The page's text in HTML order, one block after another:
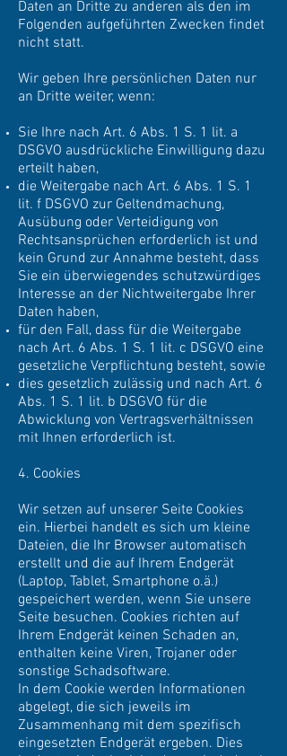
Daten an Dritte zu anderen als den im
Folgenden aufgeführten Zwecken findet
nicht statt.
Wir geben Ihre persönlichen Daten nur
an Dritte weiter, wenn:
Sie Ihre nach Art. 6 Abs. 1 S. 1 lit. a
DSGVO ausdrückliche Einwilligung dazu
erteilt haben,
die Weitergabe nach Art. 6 Abs. 1 S. 1
lit. f DSGVO zur Geltendmachung,
Ausübung oder Verteidigung von
Rechtsansprüchen erforderlich ist und
kein Grund zur Annahme besteht, dass
Sie ein überwiegendes schutzwürdiges
Interesse an der Nichtweitergabe Ihrer
Daten haben,
für den Fall, dass für die Weitergabe
nach Art. 6 Abs. 1 S. 1 lit. c DSGVO eine
gesetzliche Verpflichtung besteht, sowie
dies gesetzlich zulässig und nach Art. 6
Abs. 1 S. 1 lit. b DSGVO für die
Abwicklung von Vertragsverhältnissen
mit Ihnen erforderlich ist.
4. Cookies
Wir setzen auf unserer Seite Cookies
ein. Hierbei handelt es sich um kleine
Dateien, die Ihr Browser automatisch
erstellt und die auf Ihrem Endgerät
(Laptop, Tablet, Smartphone o.ä.)
gespeichert werden, wenn Sie unsere
Seite besuchen. Cookies richten auf
Ihrem Endgerät keinen Schaden an,
enthalten keine Viren, Trojaner oder
sonstige Schadsoftware.
In dem Cookie werden Informationen
abgelegt, die sich jeweils im
Zusammenhang mit dem spezifisch
eingesetzten Endgerät ergeben. Dies